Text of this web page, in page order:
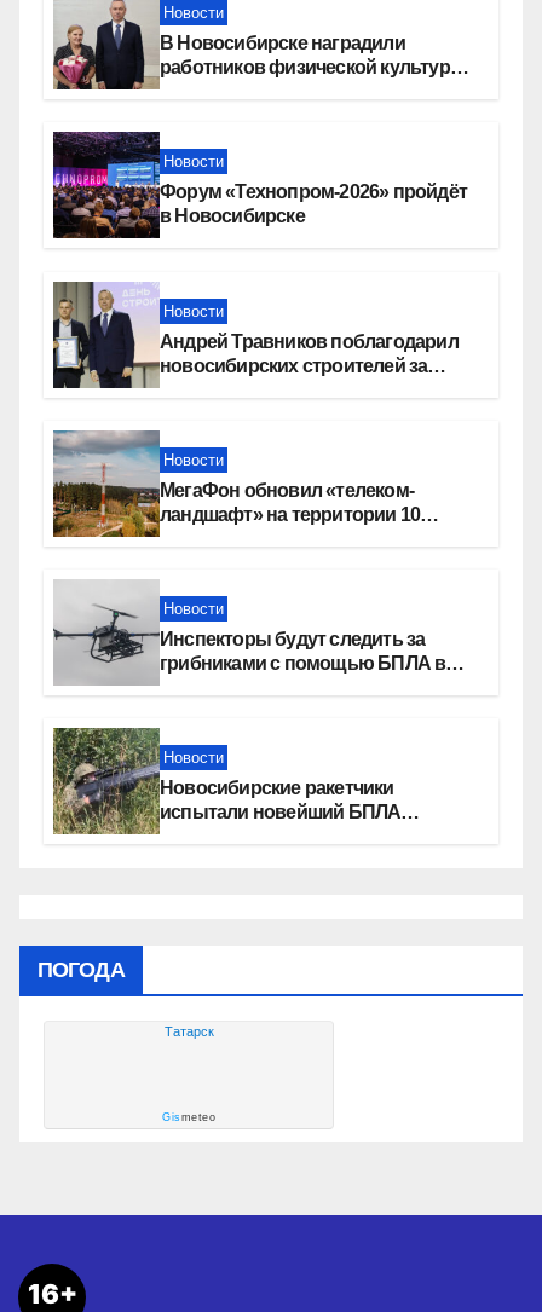
Новости
В Новосибирске наградили
работников физической культуры
Новости
Форум «Технопром-2026» пройдёт
в Новосибирске
Новости
Андрей Травников поблагодарил
новосибирских строителей за
Новости
МегаФон обновил «телеком-
ландшафт» на территории 10
Новости
Инспекторы будут следить за
грибниками с помощью БПЛА в
Новости
Новосибирские ракетчики
испытали новейший БПЛА
ПОГОДА
Татарск
Gismeteo
16+